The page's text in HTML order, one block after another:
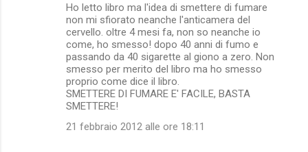
Ho letto libro ma l'idea di smettere di fumare
non mi sfiorato neanche l'anticamera del
cervello. oltre 4 mesi fa, non so neanche io
come, ho smesso! dopo 40 anni di fumo e
passando da 40 sigarette al giono a zero. Non
smesso per merito del libro ma ho smesso
proprio come dice il libro.
SMETTERE DI FUMARE E' FACILE, BASTA
SMETTERE!
21 febbraio 2012 alle ore 18:11